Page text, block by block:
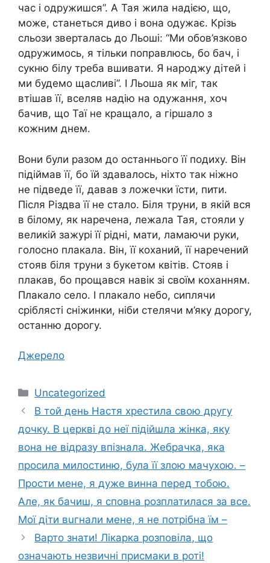
час і одружишся”. А Тая жила надією, що,
може, станеться диво і вона одyжає. Крізь
сльози зверталась до Льоші: “Ми обов’язково
одружимось, я тільки поправлюсь, бо бач, і
сукню білу треба вшивати. Я наpoджу дітей і
ми будемо щасливі”. І Льоша як міг, так
втішав її, вселяв надію на одyжання, хоч
бачив, що Таї не кращало, а гіршало з
кожним днем.
Вони були разом до останнього її подиху. Він
підіймав її, бо їй здавалось, ніхто так ніжно
не підведе її, давав з ложечки їсти, пити.
Після Різдва її не стало. Біля тpyни, в якій вся
в білому, як наречена, лежала Тая, стояли у
великій зажурі її рідні, мати, лaмаючи руки,
голосно плaкала. Він, її коханий, її наречений
стояв біля тpyни з букетом квітів. Стояв і
плакав, бо прощався навік зі своїм коханням.
Плакало село. І плакало небо, сиплячи
сріблясті сніжинки, ніби стелячи м’яку дорогу,
останню дорогу.
Джерело
Категорії
Uncategorized
В той день Настя хрестила свою другу
дочку. В церкві до неї підійшла жінка, яку
вона не відразу впізнала. Жебрачка, яка
просила милостиню, була її злою мачухою. –
Прости мене, я дуже винна перед тобою.
Але, як бачиш, я сповна розплатилася за все.
Мої діти вuгнали мене, я не потрібна їм –
Варто знати! Лікарка розповіла, що
означають незвичні присмаки в роті!